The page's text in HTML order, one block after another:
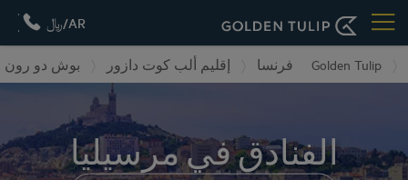
AR/﷼
Golden Tulip فرنسا إقليم ألب كوت دازور بوش دو رون
الفنادق في مرسيليا